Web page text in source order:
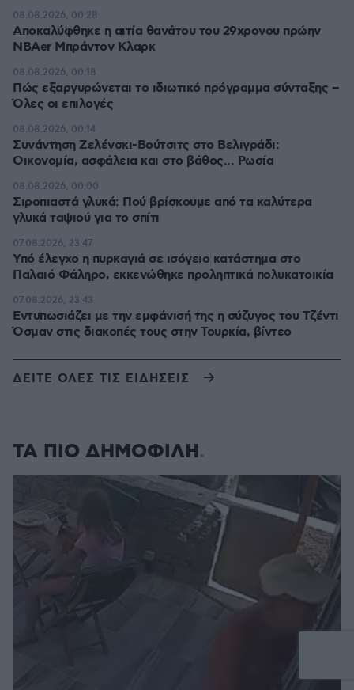
Αποκαλύφθηκε η αιτία θανάτου του 29χρονου πρώην
NBAer Μπράντον Κλαρκ
08.08.2026, 00:28
Πώς εξαργυρώνεται το ιδιωτικό πρόγραμμα σύνταξης –
Όλες οι επιλογές
08.08.2026, 00:18
Συνάντηση Ζελένσκι-Βούτσιτς στο Βελιγράδι:
Οικονομία, ασφάλεια και στο βάθος... Ρωσία
08.08.2026, 00:14
Σιροπιαστά γλυκά: Πού βρίσκουμε από τα καλύτερα
γλυκά ταψιού για το σπίτι
08.08.2026, 00:00
Υπό έλεγχο η πυρκαγιά σε ισόγειο κατάστημα στο
Παλαιό Φάληρο, εκκενώθηκε προληπτικά πολυκατοικία
07.08.2026, 23:47
Εντυπωσιάζει με την εμφάνισή της η σύζυγος του Τζέντι
Όσμαν στις διακοπές τους στην Τουρκία, βίντεο
07.08.2026, 23:43
ΔΕΙΤΕ ΟΛΕΣ ΤΙΣ ΕΙΔΗΣΕΙΣ
ΤΑ ΠΙΟ ΔΗΜΟΦΙΛΗ